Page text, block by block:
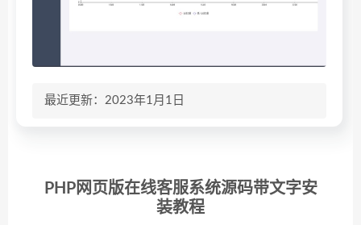
最近更新：2023年1月1日
PHP网页版在线客服系统源码带文字安
装教程